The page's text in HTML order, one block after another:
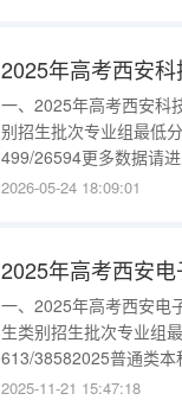
一、2025年高考西安科
别招生批次专业组最低
499/26594更多数据请
2026-05-24 18:09:01
一、2025年高考西安电
生类别招生批次专业组
613/38582025普通类
（759）604/55762025
2025-11-21 15:47:18